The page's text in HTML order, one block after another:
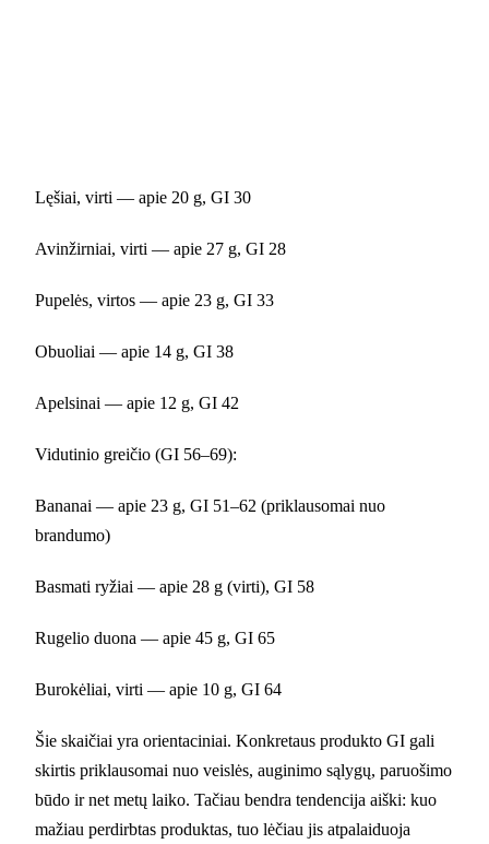
Lęšiai, virti — apie 20 g, GI 30
Avinžirniai, virti — apie 27 g, GI 28
Pupelės, virtos — apie 23 g, GI 33
Obuoliai — apie 14 g, GI 38
Apelsinai — apie 12 g, GI 42
Vidutinio greičio (GI 56–69):
Bananai — apie 23 g, GI 51–62 (priklausomai nuo
brandumo)
Basmati ryžiai — apie 28 g (virti), GI 58
Rugelio duona — apie 45 g, GI 65
Burokėliai, virti — apie 10 g, GI 64
Šie skaičiai yra orientaciniai. Konkretaus produkto GI gali
skirtis priklausomai nuo veislės, auginimo sąlygų, paruošimo
būdo ir net metų laiko. Tačiau bendra tendencija aiški: kuo
mažiau perdirbtas produktas, tuo lėčiau jis atpalaiduoja